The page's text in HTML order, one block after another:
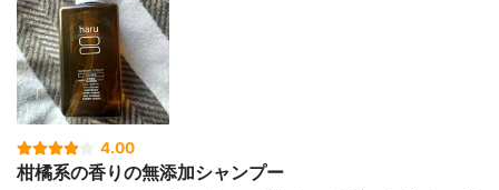
4.00
柑橘系の香りの無添加シャンプー